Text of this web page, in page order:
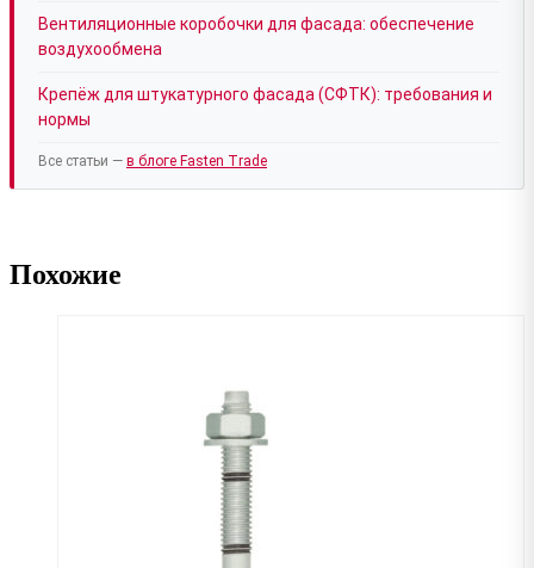
Вентиляционные коробочки для фасада: обеспечение
воздухообмена
Крепёж для штукатурного фасада (СФТК): требования и
нормы
Все статьи — в блоге Fasten Trade
Похожие